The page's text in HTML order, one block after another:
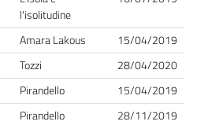
l'isolitudine
Amara Lakous
15/04/2019
Tozzi
28/04/2020
Pirandello
15/04/2019
Pirandello
28/11/2019